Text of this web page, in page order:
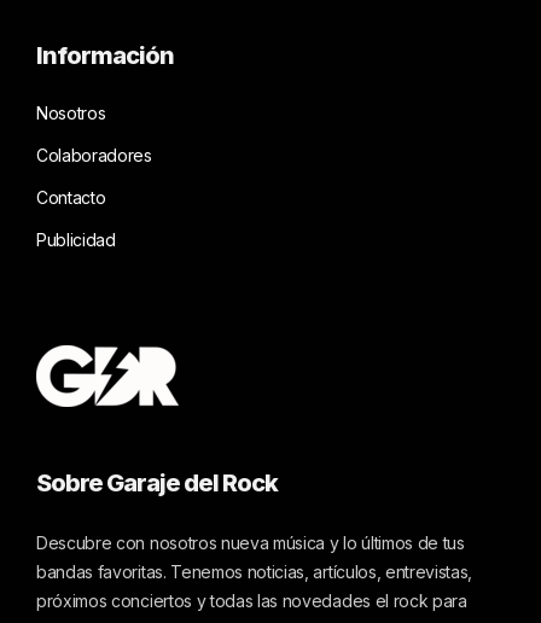
Información
Nosotros
Colaboradores
Contacto
Publicidad
Sobre Garaje del Rock
Descubre con nosotros nueva música y lo últimos de tus
bandas favoritas. Tenemos noticias, artículos, entrevistas,
próximos conciertos y todas las novedades el rock para